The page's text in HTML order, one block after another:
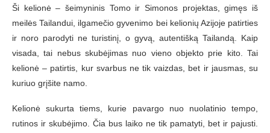
Ši kelionė – šeimyninis Tomo ir Simonos projektas, gimęs iš
meilės Tailandui, ilgamečio gyvenimo bei kelionių Azijoje patirties
ir noro parodyti ne turistinį, o gyvą, autentišką Tailandą. Kaip
visada, tai nebus skubėjimas nuo vieno objekto prie kito. Tai
kelionė – patirtis, kur svarbus ne tik vaizdas, bet ir jausmas, su
kuriuo grįšite namo.
Kelionė sukurta tiems, kurie pavargo nuo nuolatinio tempo,
rutinos ir skubėjimo. Čia bus laiko ne tik pamatyti, bet ir pajusti.